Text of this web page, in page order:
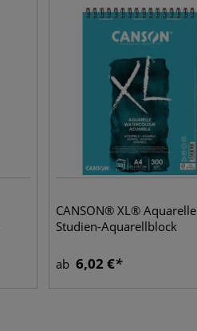
CANSON® XL® Aquarelle
Studien-Aquarellblock
ab 6,02 €